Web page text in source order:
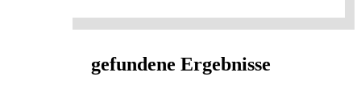
gefundene Ergebnisse